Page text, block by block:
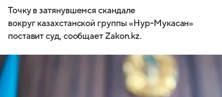
Точку в затянувшемся скандале
вокруг казахстанской группы «Нур-Мукасан»
поставит суд, сообщает Zakon.kz.